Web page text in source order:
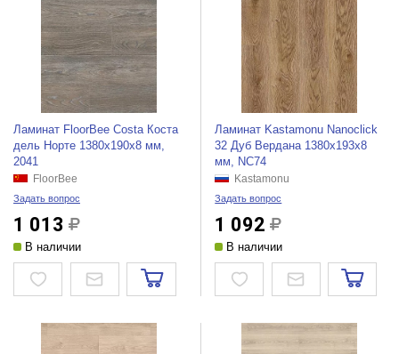
Ламинат FloorBee Costa Коста
дель Норте 1380х190х8 мм,
2041
FloorBee
Задать вопрос
1 013
В наличии
Ламинат Kastamonu Nanoclick
32 Дуб Вердана 1380х193х8
мм, NC74
Kastamonu
Задать вопрос
1 092
В наличии